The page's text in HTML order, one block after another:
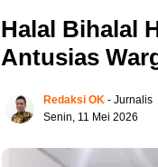
Halal Bihalal
Antusias
Redaksi OK - Jurnalis
Senin, 11 Mei 2026